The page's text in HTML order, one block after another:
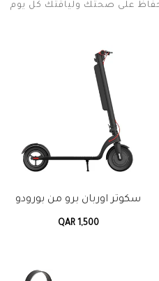
على صحتك ولياقتك كل يوم
سكوتر اوربان برو من بورودو
QAR 1,500